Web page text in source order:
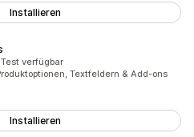
Installieren
verfügbar
Textfeldern & Add-ons
Installieren